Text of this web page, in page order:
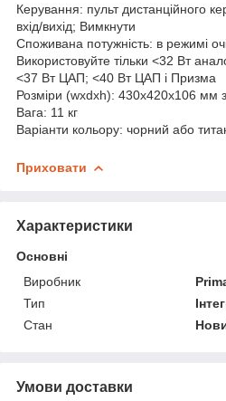
Керування: пульт дистанційного
вхід/вихід; Вимкнути
Споживана потужність: в режимі
Використовуйте тільки <32 Вт
<37 Вт ЦАП; <40 Вт ЦАП і Призма
Розміри (wxdxh): 430x420x106 мм
Вага: 11 кг
Варіанти кольору: чорний або
Приховати
Характеристики
Основні
Виробник
Тип
Стан
Умови доставки